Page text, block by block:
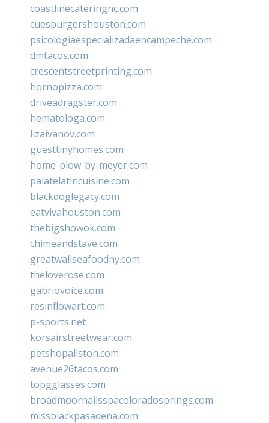
coastlinecateringnc.com
cuesburgershouston.com
psicologiaespecializadaencampeche.com
dmtacos.com
crescentstreetprinting.com
hornopizza.com
driveadragster.com
hematologa.com
lizaivanov.com
guesttinyhomes.com
home-plow-by-meyer.com
palatelatincuisine.com
blackdoglegacy.com
eatvivahouston.com
thebigshowok.com
chimeandstave.com
greatwallseafoodny.com
theloverose.com
gabriovoice.com
resinflowart.com
p-sports.net
korsairstreetwear.com
petshopallston.com
avenue26tacos.com
topgglasses.com
broadmoornailsspacoloradosprings.com
missblackpasadena.com